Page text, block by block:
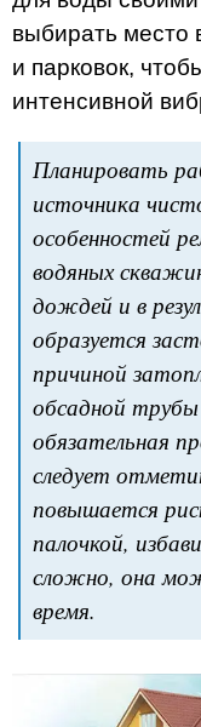
выбирать место
и парковок,
интенсивной
Планировать
источника
особенностей
водяных
дождей и в
образуется
причиной
обсадной трубы
обязательная
следует
повышается
палочкой,
сложно, она
время.